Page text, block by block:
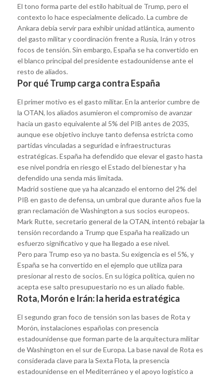
El tono forma parte del estilo habitual de Trump, pero el
contexto lo hace especialmente delicado. La cumbre de
Ankara debía servir para exhibir unidad atlántica, aumento
del gasto militar y coordinación frente a Rusia, Irán y otros
focos de tensión. Sin embargo, España se ha convertido en
el blanco principal del presidente estadounidense ante el
resto de aliados.
Por qué Trump carga contra España
El primer motivo es el gasto militar. En la anterior cumbre de
la OTAN, los aliados asumieron el compromiso de avanzar
hacia un gasto equivalente al 5% del PIB antes de 2035,
aunque ese objetivo incluye tanto defensa estricta como
partidas vinculadas a seguridad e infraestructuras
estratégicas. España ha defendido que elevar el gasto hasta
ese nivel pondría en riesgo el Estado del bienestar y ha
defendido una senda más limitada.
Madrid sostiene que ya ha alcanzado el entorno del 2% del
PIB en gasto de defensa, un umbral que durante años fue la
gran reclamación de Washington a sus socios europeos.
Mark Rutte, secretario general de la OTAN, intentó rebajar la
tensión recordando a Trump que España ha realizado un
esfuerzo significativo y que ha llegado a ese nivel.
Pero para Trump eso ya no basta. Su exigencia es el 5%, y
España se ha convertido en el ejemplo que utiliza para
presionar al resto de socios. En su lógica política, quien no
acepta ese salto presupuestario no es un aliado fiable.
Rota, Morón e Irán: la herida estratégica
El segundo gran foco de tensión son las bases de Rota y
Morón, instalaciones españolas con presencia
estadounidense que forman parte de la arquitectura militar
de Washington en el sur de Europa. La base naval de Rota es
considerada clave para la Sexta Flota, la presencia
estadounidense en el Mediterráneo y el apoyo logístico a